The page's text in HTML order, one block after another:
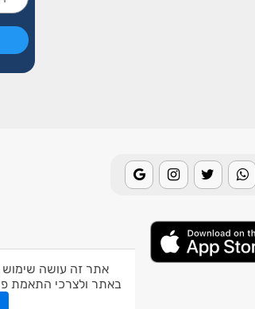
אתר זה עושה שימוש
באתר ולצרכי התאמת
אודות האתר פרטיות